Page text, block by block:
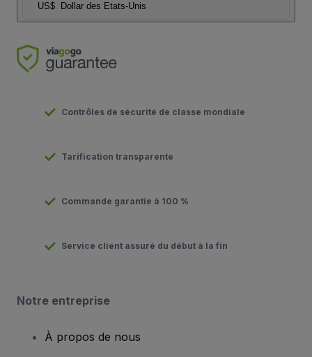
US$ Dollar des Etats-Unis
Contrôles de sécurité de classe mondiale
Tarification transparente
Commande garantie à 100 %
Service client assuré du début à la fin
Notre entreprise
À propos de nous